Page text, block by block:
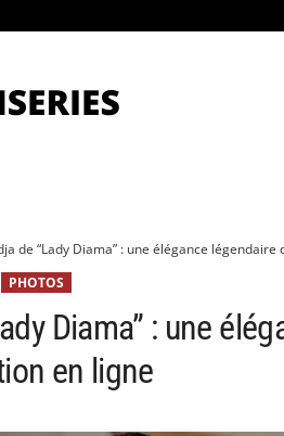
de “Lady Diama” : une élégance légendaire
PHOTOS
Diama” : une
en ligne